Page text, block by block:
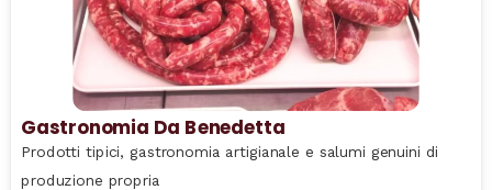
Gastronomia Da Benedetta
Prodotti tipici, gastronomia artigianale e salumi genuini di
produzione propria